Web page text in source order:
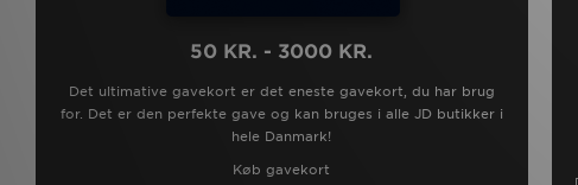
50 KR. - 3000 KR.
Det ultimative gavekort er det eneste gavekort, du har brug
for. Det er den perfekte gave og kan bruges i alle JD butikker i
hele Danmark!
Køb gavekort